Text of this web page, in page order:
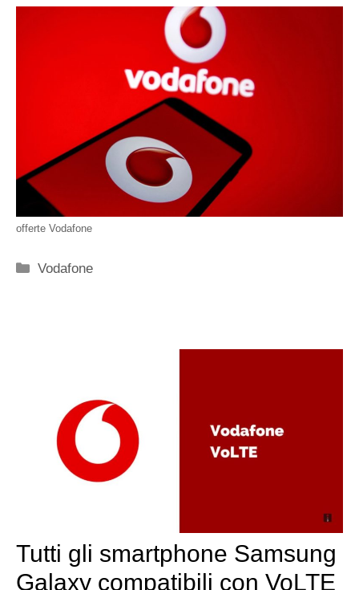
offerte Vodafone
Categorie
Vodafone
Tutti gli smartphone Samsung
Galaxy compatibili con VoLTE